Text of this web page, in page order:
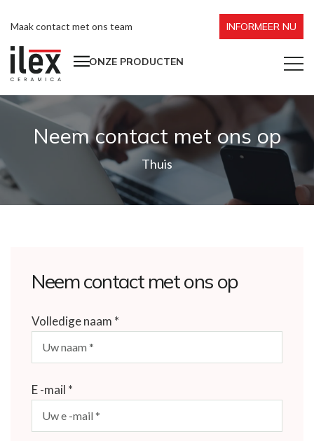
Maak contact met ons team INFORMEER NU
ONZE PRODUCTEN
Neem contact met ons op
Thuis
Neem contact met ons op
Volledige naam *
E -mail *